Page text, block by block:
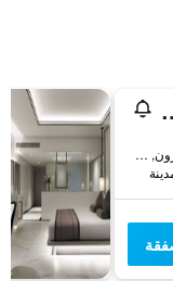
كاتا
100/81 Kata Road, كيرون, تايلاند